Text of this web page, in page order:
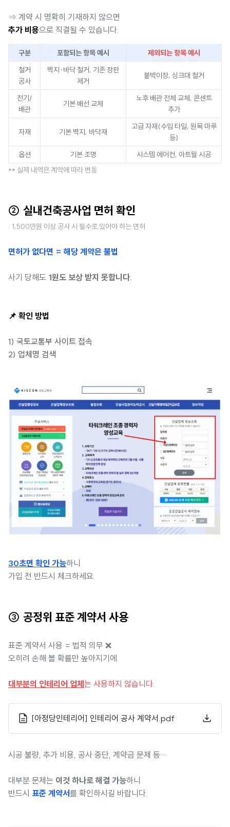
⇒ 계약 시 명확히 기재하지 않으면
추가 비용으로 직결될 수 있습니다.
구분 포함되는 항목 예시
제외되는 항목 예시
철거
공사
벽지·바닥 철거, 기존 장판
제거
붙박이장, 싱크대 철거
전기/
배관
기본 배선 교체
노후 배관 전체 교체, 콘센트
추가
자재 기본 벽지, 바닥재
고급 자재(수입 타일, 원목 마루
등)
옵션
기본 조명
시스템 에어컨, 아트월 시공
** 실제 내역은 계약에 따라 변동
② 실내건축공사업 면허 확인
: 1,500만원 이상 공사 시 필수로 있어야 하는 면허
면허가 없다면 = 해당 계약은 불법
사기 당해도 1원도 보상 받지 못합니다.
📌 확인 방법
1) 국토교통부 사이트 접속
2) 업체명 검색
30초면 확인 가능하니
가입 전 반드시 체크하세요.
③ 공정위 표준 계약서 사용
표준 계약서 사용 = 법적 의무 ❌
오히려 손해 볼 확률만 높아지기에
대부분의 인테리어 업체는 사용하지 않습니다.
[아정당인테리어] 인테리어 공사 계약서.pdf
시공 불량, 추가 비용, 공사 중단, 계약금 문제 등…
대부분 문제는 이것 하나로 해결 가능하니
반드시 표준 계약서를 확인하시길 바랍니다.